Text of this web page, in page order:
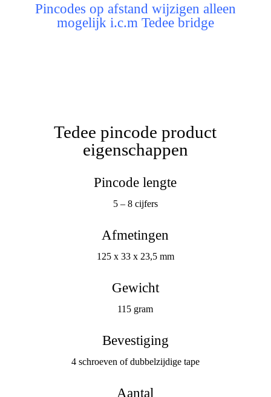
Pincodes op afstand wijzigen alleen
mogelijk i.c.m Tedee bridge
Tedee pincode product
eigenschappen
Pincode lengte
5 – 8 cijfers
Afmetingen
125 x 33 x 23,5 mm
Gewicht
115 gram
Bevestiging
4 schroeven of dubbelzijdige tape
Aantal